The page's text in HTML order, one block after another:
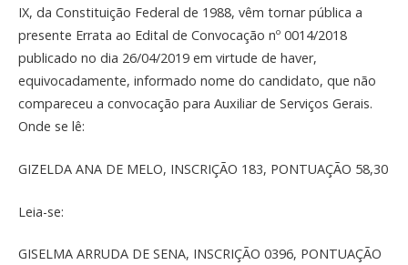
IX, da Constituição Federal de 1988, vêm tornar pública a
presente Errata ao Edital de Convocação nº 0014/2018
publicado no dia 26/04/2019 em virtude de haver,
equivocadamente, informado nome do candidato, que não
compareceu a convocação para Auxiliar de Serviços Gerais.
Onde se lê:
GIZELDA ANA DE MELO, INSCRIÇÃO 183, PONTUAÇÃO 58,30
Leia-se:
GISELMA ARRUDA DE SENA, INSCRIÇÃO 0396, PONTUAÇÃO